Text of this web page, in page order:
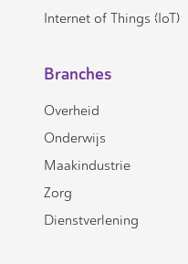
Internet of Things (IoT)
Branches
Overheid
Onderwijs
Maakindustrie
Zorg
Dienstverlening